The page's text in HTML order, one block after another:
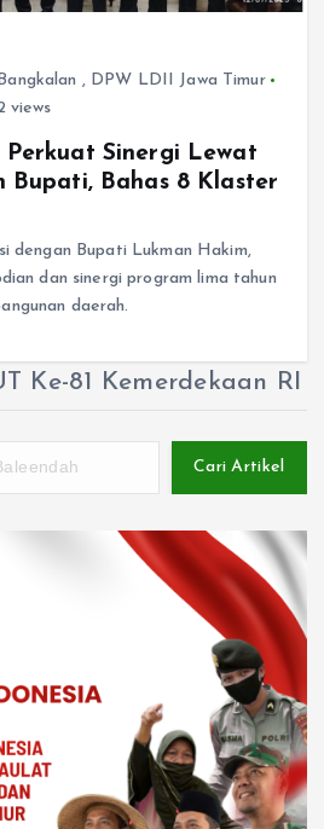
, DPW LDII Jawa Timur
views
Sinergi Lewat
Bupati, Bahas 8 Klaster
dengan Bupati Lukman Hakim,
dan sinergi program lima tahun
daerah.
Ke-81 Kemerdekaan RI
Cari Artikel